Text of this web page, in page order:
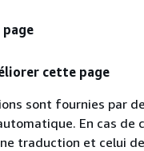
cette page
sont fournies par
En cas de
traduction et celui